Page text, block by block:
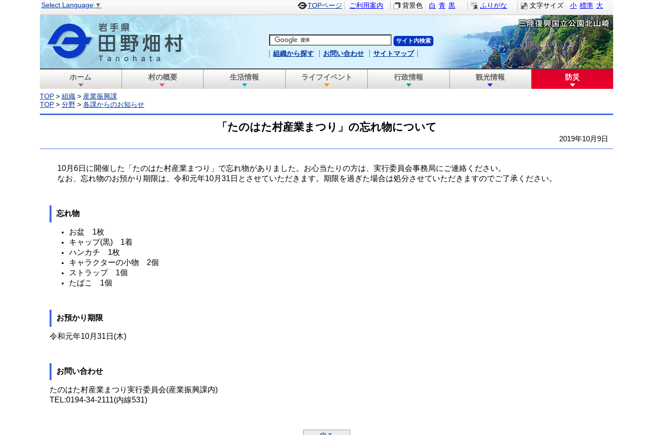
文字サイズ 小 標準 大
Select Language ▼ TOPページ ご利用案内 背景色 白 青 黒 ふりがな
組織から探す お問い合わせ サイトマップ
ホーム 村の概要 生活情報 ライフイベント 行政情報 観光情報 防災
TOP > 組織 > 産業振興課
TOP > 分野 > 各課からのお知らせ
「たのはた村産業まつり」の忘れ物について
2019年10月9日
10月6日に開催した「たのはた村産業まつり」で忘れ物がありました。お心当たりの方は、実行委員会事務局にご連絡ください。
なお、忘れ物のお預かり期限は、令和元年10月31日とさせていただきます。期限を過ぎた場合は処分させていただきますのでご了承ください。
忘れ物
お盆 1枚
キャップ(黒) 1着
ハンカチ 1枚
キャラクターの小物 2個
ストラップ 1個
たばこ 1個
お預かり期限
令和元年10月31日(木)
お問い合わせ
たのはた村産業まつり実行委員会(産業振興課内)
TEL:0194-34-2111(内線531)